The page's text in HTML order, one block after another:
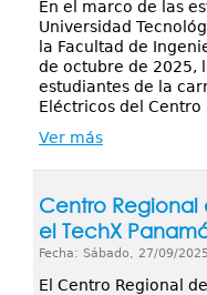
En el marco de las
Universidad
la Facultad de
de octubre de 2025,
estudiantes de la
Eléctricos del Centro
Ver más
Centro
el TechX
Fecha: Sábado, 27/09/2025
El Centro Regional